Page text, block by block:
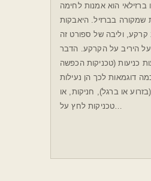
ברזילאי הוא אמנות לחימה
שמקורה בברזיל. היאבקות
וליבה של ספורט זה
היריב על הקרקע. הדבר
כניעות (טכניקות הכפשה
דוגמאות לכך הן נעילות
או ברגל), חניקות, או